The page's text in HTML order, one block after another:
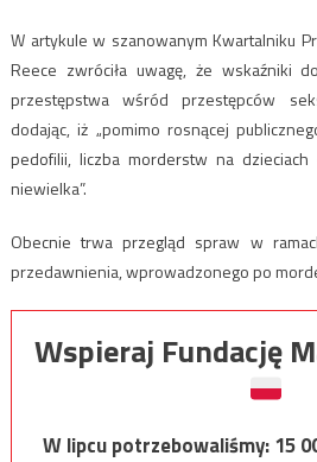
W artykule w szanowanym Kwartalniku
Reece zwróciła uwagę, że wskaźniki
przestępstwa wśród przestępców
dodając, iż „pomimo rosnącej
pedofilii, liczba morderstw na
niewielka”.
Obecnie trwa przegląd spraw w
przedawnienia, wprowadzonego po
Wspieraj Fundację
W lipcu potrzebowaliśmy:15